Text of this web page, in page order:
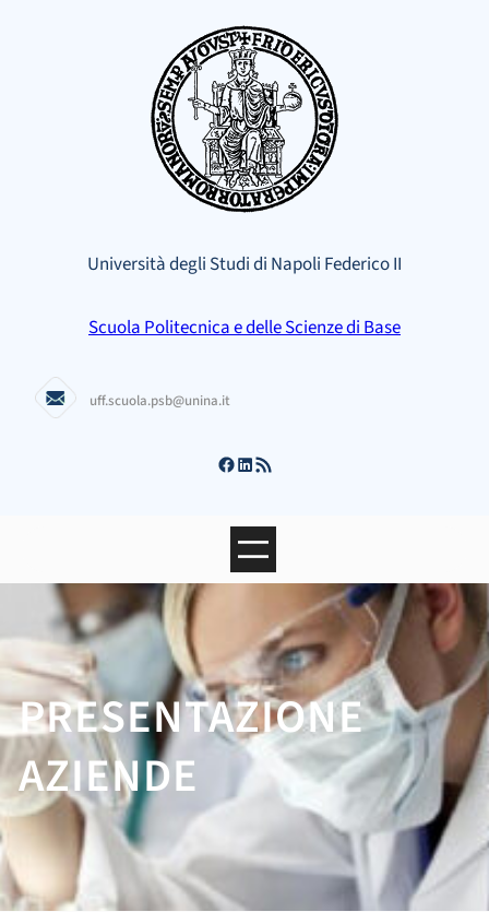
Università degli Studi di Napoli Federico II
Scuola Politecnica e delle Scienze di Base
uff.scuola.psb@unina.it
Facebook LinkedIn Feed RSS
PRESENTAZIONE
AZIENDE